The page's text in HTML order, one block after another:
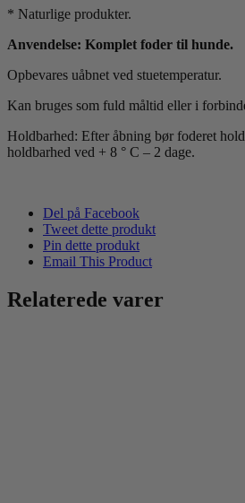
* Naturlige produkter.
Anvendelse: Komplet foder til hunde.
Opbevares uåbnet ved stuetemperatur.
Kan bruges som fuld måltid eller i
Holdbarhed: Efter åbning bør foderet
holdbarhed ved + 8 ° C – 2 dage.
Del på Facebook
Tweet dette produkt
Pin dette produkt
Email This Product
Relaterede varer